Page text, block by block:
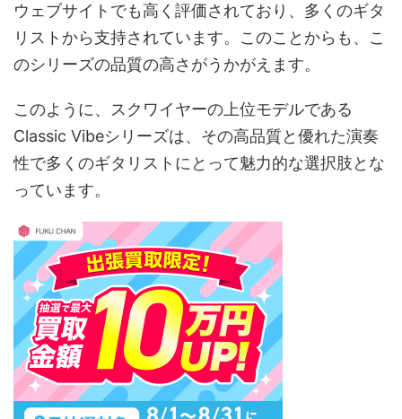
ウェブサイトでも高く評価されており、多くのギタ
リストから支持されています。このことからも、こ
のシリーズの品質の高さがうかがえます。
このように、スクワイヤーの上位モデルである
Classic Vibeシリーズは、その高品質と優れた演奏
性で多くのギタリストにとって魅力的な選択肢とな
っています。